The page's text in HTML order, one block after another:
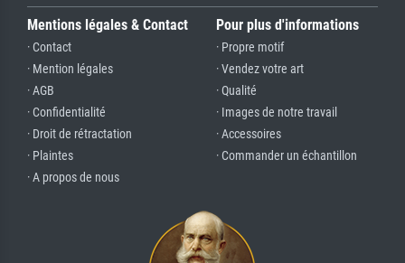
Mentions légales & Contact
· Contact
· Mention légales
· AGB
· Confidentialité
· Droit de rétractation
· Plaintes
· A propos de nous
Pour plus d'informations
· Propre motif
· Vendez votre art
· Qualité
· Images de notre travail
· Accessoires
· Commander un échantillon